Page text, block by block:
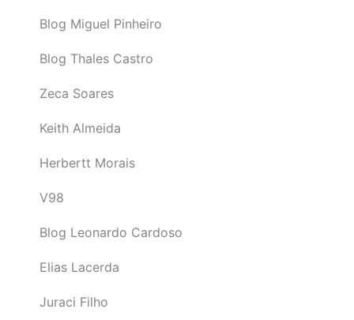
Blog Miguel Pinheiro
Blog Thales Castro
Zeca Soares
Keith Almeida
Herbertt Morais
V98
Blog Leonardo Cardoso
Elias Lacerda
Juraci Filho